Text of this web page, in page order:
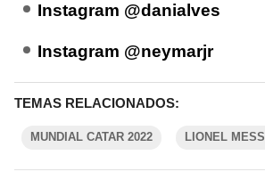
Instagram @danialves
Instagram @neymarjr
TEMAS RELACIONADOS:
MUNDIAL CATAR 2022 LIONEL MESSI